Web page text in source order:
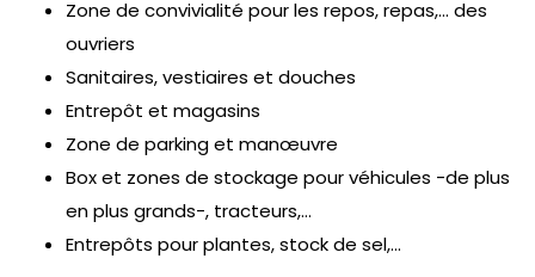
Zone de convivialité pour les repos, repas,… des
ouvriers
Sanitaires, vestiaires et douches
Entrepôt et magasins
Zone de parking et manœuvre
Box et zones de stockage pour véhicules -de plus
en plus grands-, tracteurs,…
Entrepôts pour plantes, stock de sel,…